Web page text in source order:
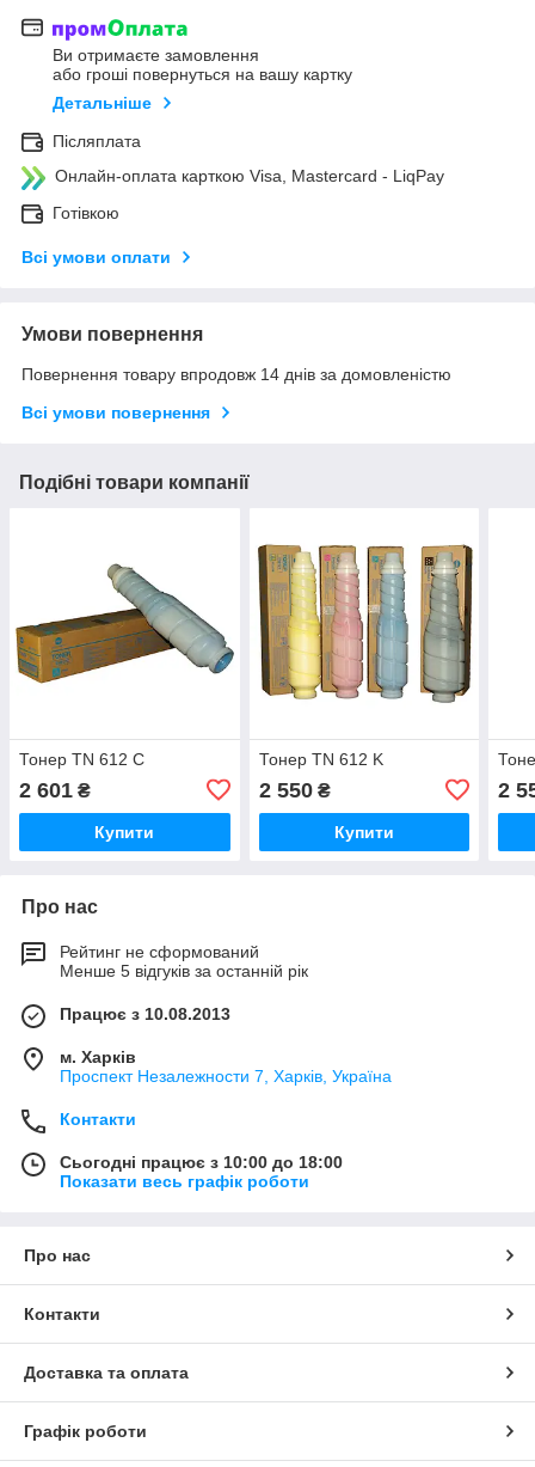
Ви отримаєте замовлення
або гроші повернуться на вашу картку
Детальніше
Післяплата
Онлайн-оплата карткою Visa, Mastercard - LiqPay
Готівкою
Всі умови оплати
Умови повернення
Повернення товару впродовж 14 днів за домовленістю
Всі умови повернення
Подібні товари компанії
Тонер TN 612 С
2 601 ₴
Купити
Тонер TN 612 K
2 550₴
Купити
2
Про нас
Рейтинг не сформований
Менше 5 відгуків за останній рік
Працює з 10.08.2013
м. Харків
Проспект Незалежности 7, Харків, Україна
Контакти
Сьогодні працює з 10:00 до 18:00
Показати весь графік роботи
Про нас
Контакти
Доставка та оплата
Графік роботи